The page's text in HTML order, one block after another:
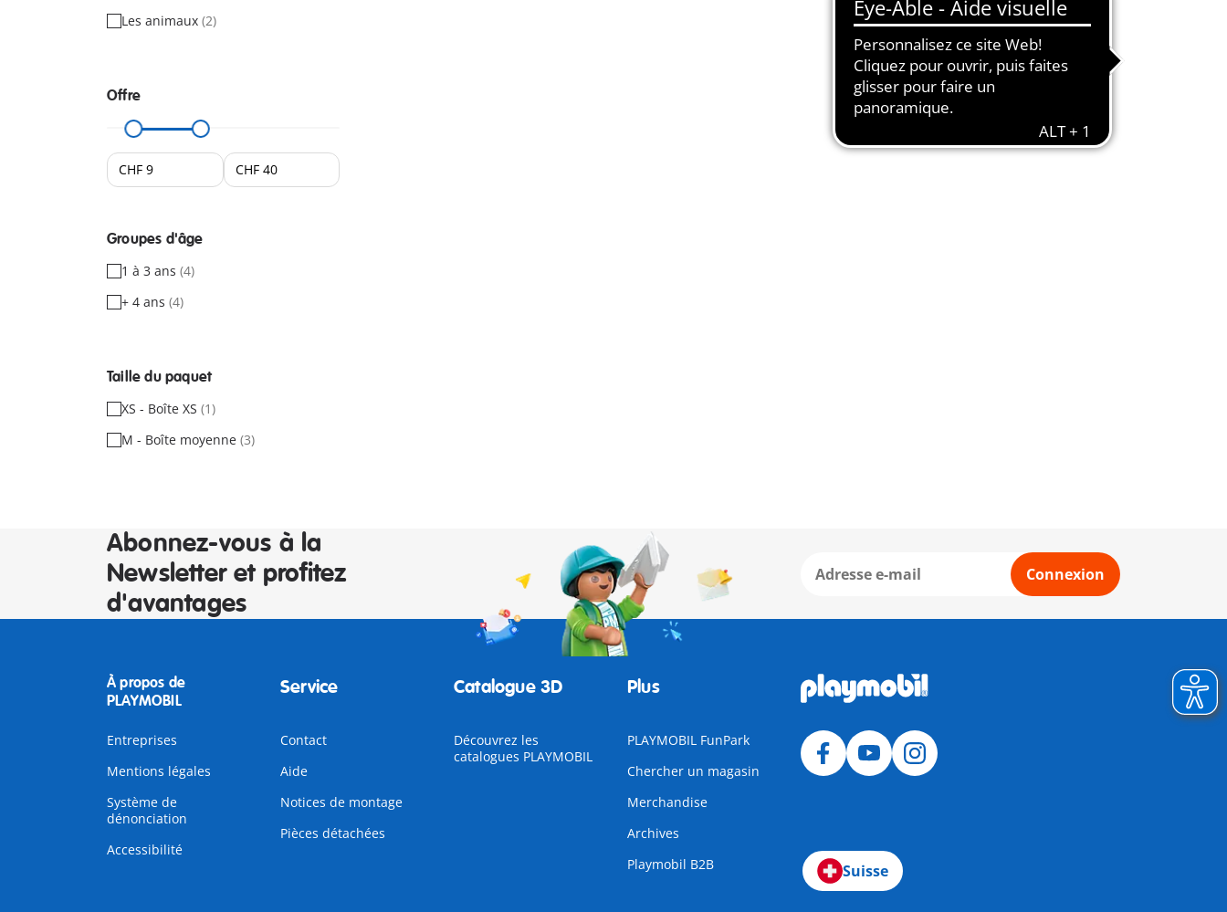
Les animaux (2)
Offre
Groupes d'âge
1 à 3 ans (4)
+ 4 ans (4)
Taille du paquet
XS - Boîte XS (1)
M - Boîte moyenne (3)
Abonnez-vous à la
Newsletter et profitez
d'avantages
Connexion
À propos de
PLAYMOBIL
Entreprises
Mentions légales
Système de
dénonciation
Accessibilité
Service
Contact
Aide
Notices de montage
Pièces détachées
Catalogue 3D
Découvrez les
catalogues PLAYMOBIL
Plus
PLAYMOBIL FunPark
Chercher un magasin
Merchandise
Archives
Playmobil B2B
Suisse